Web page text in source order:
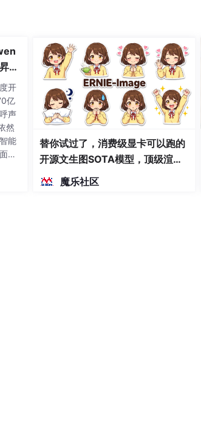
Air）：
测试：
腾
开
亿
声
然
能
超
模
替你试过了，消费级显卡可以跑的
开源文生图SOTA模型，顶级渲
染、高密度文本绘图
魔乐社区